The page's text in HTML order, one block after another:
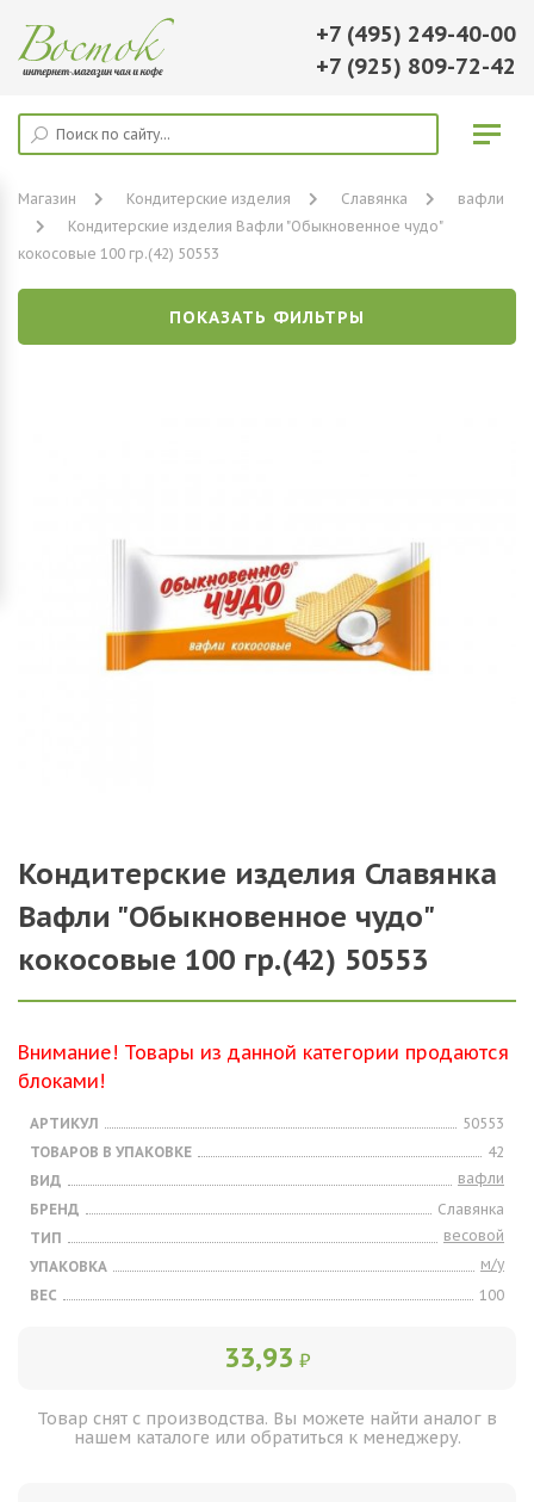
+7 (495) 249-40-00
+7 (925) 809-72-42
Магазин Кондитерские изделия Славянка
вафли
Кондитерские изделия Вафли "Обыкновенное чудо"
кокосовые 100 гр.(42) 50553
ПОКАЗАТЬ ФИЛЬТРЫ
Кондитерские изделия Славянка
Вафли "Обыкновенное чудо"
кокосовые 100 гр.(42) 50553
Внимание! Товары из данной категории продаются
блоками!
АРТИКУЛ
50553
ТОВАРОВ В УПАКОВКЕ
42
ВИД
вафли
БРЕНД
Славянка
ТИП
весовой
УПАКОВКА
м/у
ВЕС
100
33,93 ₽
Товар снят с производства. Вы можете найти аналог в
нашем каталоге или обратиться к менеджеру.